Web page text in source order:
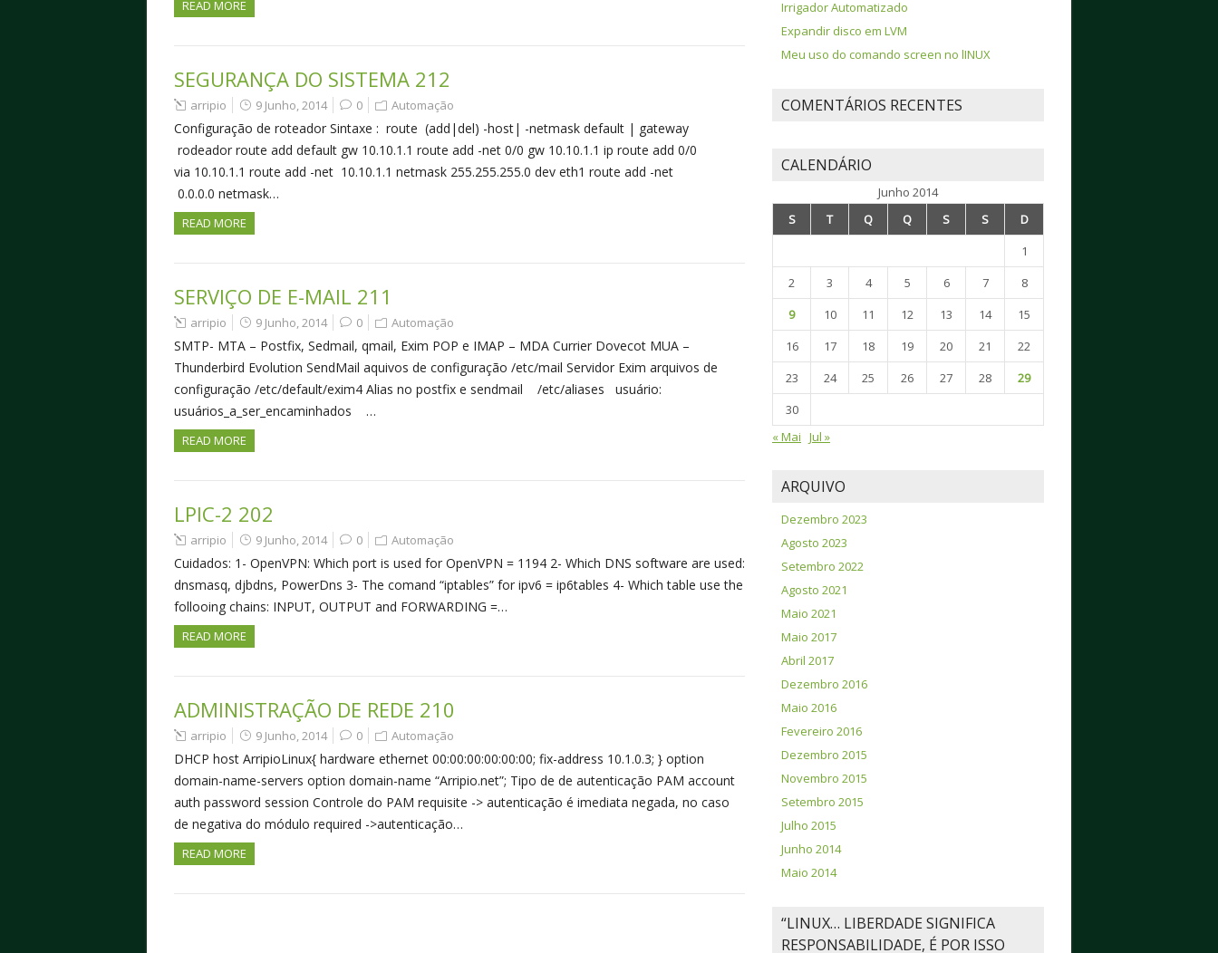
READ MORE
SEGURANÇA DO SISTEMA 212
arripio 9 Junho, 2014 0 Automação
Configuração de roteador Sintaxe : route (add|del) -host| -netmask default | gateway
rodeador route add default gw 10.10.1.1 route add -net 0/0 gw 10.10.1.1 ip route add 0/0
via 10.10.1.1 route add -net 10.10.1.1 netmask 255.255.255.0 dev eth1 route add -net
0.0.0.0 netmask…
READ MORE
SERVIÇO DE E-MAIL 211
arripio 9 Junho, 2014 0 Automação
SMTP- MTA – Postfix, Sedmail, qmail, Exim POP e IMAP – MDA Currier Dovecot MUA –
Thunderbird Evolution SendMail aquivos de configuração /etc/mail Servidor Exim arquivos de
configuração /etc/default/exim4 Alias no postfix e sendmail /etc/aliases usuário:
usuários_a_ser_encaminhados …
READ MORE
LPIC-2 202
arripio 9 Junho, 2014 0 Automação
Cuidados: 1- OpenVPN: Which port is used for OpenVPN = 1194 2- Which DNS software are used:
dnsmasq, djbdns, PowerDns 3- The comand “iptables” for ipv6 = ip6tables 4- Which table use the
follooing chains: INPUT, OUTPUT and FORWARDING =…
READ MORE
ADMINISTRAÇÃO DE REDE 210
arripio 9 Junho, 2014 0 Automação
DHCP host ArripioLinux{ hardware ethernet 00:00:00:00:00:00; fix-address 10.1.0.3; } option
domain-name-servers option domain-name “Arripio.net”; Tipo de de autenticação PAM account
auth password session Controle do PAM requisite -> autenticação é imediata negada, no caso
de negativa do módulo required ->autenticação…
READ MORE
Irrigador Automatizado
Expandir disco em LVM
Meu uso do comando screen no lINUX
COMENTÁRIOS RECENTES
CALENDÁRIO
Junho 2014
S
T Q Q S S
D
1
2
3 4 5 6 7
8
9
10 11 12 13 14
15
16
17 18 19 20 21
22
23
24 25 26 27 28
29
30
« Mai Jul »
ARQUIVO
Dezembro 2023
Agosto 2023
Setembro 2022
Agosto 2021
Maio 2021
Maio 2017
Abril 2017
Dezembro 2016
Maio 2016
Fevereiro 2016
Dezembro 2015
Novembro 2015
Setembro 2015
Julho 2015
Junho 2014
Maio 2014
“LINUX… LIBERDADE SIGNIFICA
RESPONSABILIDADE, É POR ISSO